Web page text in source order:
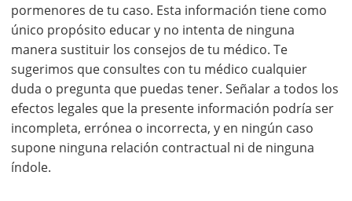
pormenores de tu caso. Esta información tiene como
único propósito educar y no intenta de ninguna
manera sustituir los consejos de tu médico. Te
sugerimos que consultes con tu médico cualquier
duda o pregunta que puedas tener. Señalar a todos los
efectos legales que la presente información podría ser
incompleta, errónea o incorrecta, y en ningún caso
supone ninguna relación contractual ni de ninguna
índole.